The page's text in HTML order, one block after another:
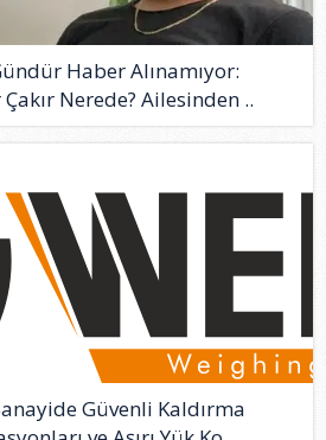
Haber Alınamıyor:
Çakır Nerede? Ailesinden ..
Güvenli Kaldırma